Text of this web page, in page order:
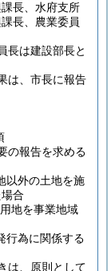
長、水府支所
長、農業委員
長は建設部長と
は、市長に報告
の報告を求める
以外の土地を施
合
地を事業地域
行為に関係する
は、原則として